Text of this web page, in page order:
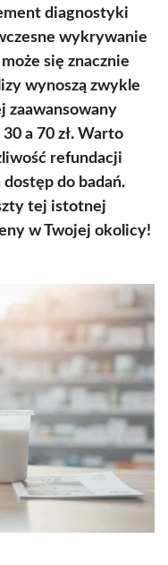
diagnostyki
wykrywanie
się znacznie
wynoszą zwykle
zaawansowany
a 70 zł. Warto
refundacji
dostęp do badań.
tej istotnej
w Twojej okolicy!